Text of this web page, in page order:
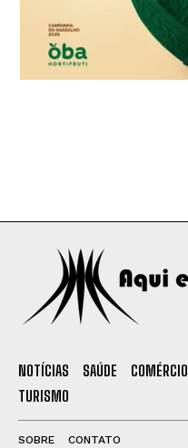
NOTÍCIAS SAÚDE COMÉRCIO
TURISMO
SOBRE CONTATO